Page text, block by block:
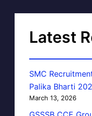
Latest
SMC
Palika Bharti
March 13, 2026